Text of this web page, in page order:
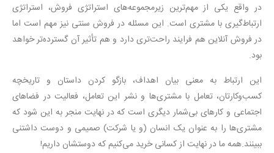
در واقع یکی از مهم‌ترین زیرمجموعه‌های استراتژی فروش، استراتژی
ارتباط‌گیری با مشتری است. این مسئله در فروش سنتی نیز مهم است اما
در فروش آنلاین هم فرایند راحت‌تری دارد و هم تأثیر آن گسترده‌تر خواهد
بود.
این ارتباط به معنی بیان اهداف، بازگو کردن داستان و تاریخچه
کسب‌وکارتان، تعامل با مشتری‌ها و نشر این تعامل، فعالیت در فضاهای
اجتماعی و کارهای بی‌شمار دیگری است که در نهایت منجر به این شود که
مشتری‌ها را به عنوان یک انسان (و یا شرکت) صمیمی و دوست ‌داشتنی
ببینند.همه ما در نهایت از کسانی خرید می‌کنیم که دوستشان داریم!